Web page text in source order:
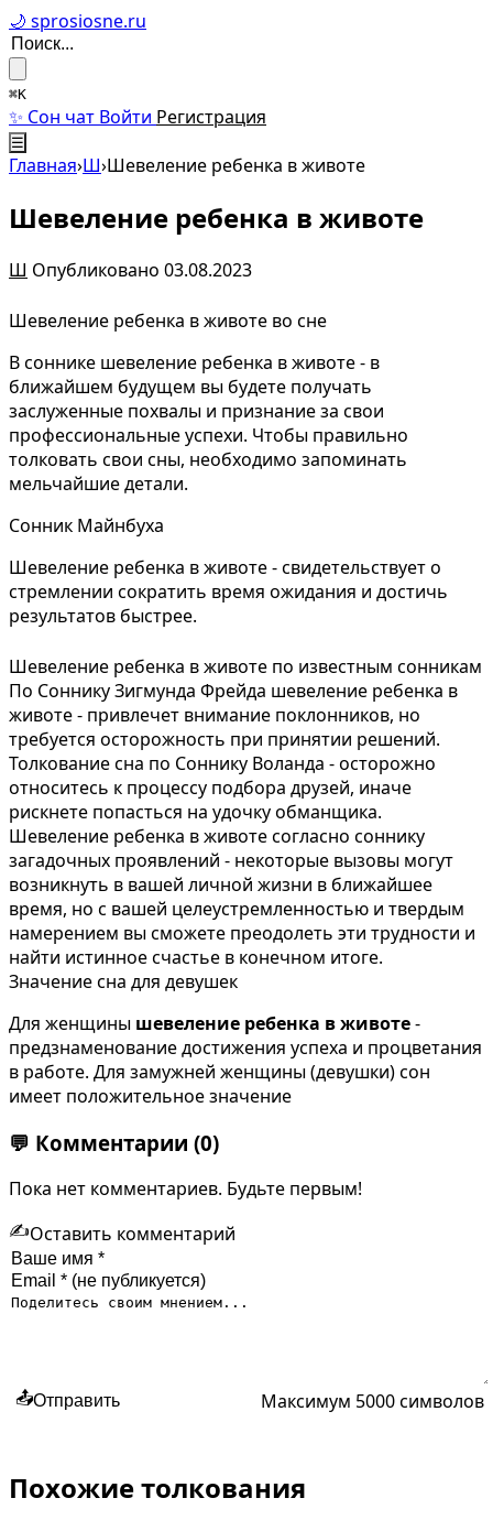
🌙 sprosiosne.ru
⌘K
✨ Сон чат Войти Регистрация
☰
Главная›Ш›Шевеление ребенка в животе
Шевеление ребенка в животе
Ш Опубликовано 03.08.2023
Шевеление ребенка в животе во сне
В соннике шевеление ребенка в животе - в
ближайшем будущем вы будете получать
заслуженные похвалы и признание за свои
профессиональные успехи. Чтобы правильно
толковать свои сны, необходимо запоминать
мельчайшие детали.
Сонник Майнбуха
Шевеление ребенка в животе - свидетельствует о
стремлении сократить время ожидания и достичь
результатов быстрее.
Шевеление ребенка в животе по известным сонникам
По Соннику Зигмунда Фрейда шевеление ребенка в
животе - привлечет внимание поклонников, но
требуется осторожность при принятии решений.
Толкование сна по Соннику Воланда - осторожно
относитесь к процессу подбора друзей, иначе
рискнете попасться на удочку обманщика.
Шевеление ребенка в животе согласно соннику
загадочных проявлений - некоторые вызовы могут
возникнуть в вашей личной жизни в ближайшее
время, но с вашей целеустремленностью и твердым
намерением вы сможете преодолеть эти трудности и
найти истинное счастье в конечном итоге.
Значение сна для девушек
Для женщины шевеление ребенка в животе-
предзнаменование достижения успеха и процветания
в работе. Для замужней женщины (девушки) сон
имеет положительное значение
💬 Комментарии (0)
Пока нет комментариев. Будьте первым!
✍️Оставить комментарий
📤Отправить Максимум 5000 символов
Похожие толкования